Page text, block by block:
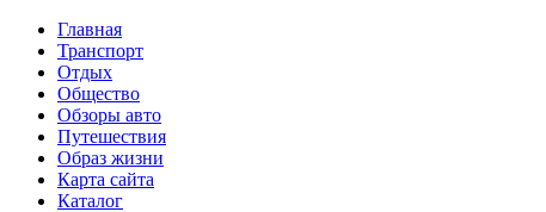
Главная
Транспорт
Отдых
Общество
Обзоры авто
Путешествия
Образ жизни
Карта сайта
Каталог